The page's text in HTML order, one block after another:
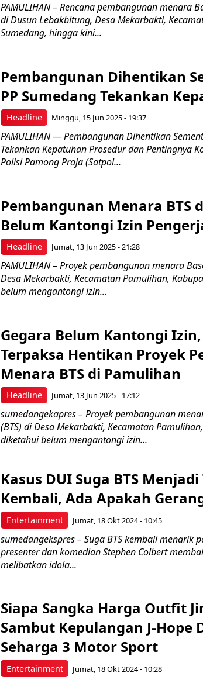
PAMULIHAN – Rencana pembangunan menara
di Dusun Lebakbitung, Desa Mekarbakti,
Sumedang, hingga kini...
Headline
Pembangunan Dihentikan
PP Sumedang Tekankan
Minggu, 15 Jun 2025 - 19:37
PAMULIHAN — Pembangunan Dihentikan
Tekankan Kepatuhan Prosedur dan Pentingnya
Polisi Pamong Praja (Satpol...
Headline
Pembangunan Menara BTS
Belum Kantongi Izin
Jumat, 13 Jun 2025 - 21:28
PAMULIHAN – Proyek pembangunan menara
Desa Mekarbakti, Kecamatan Pamulihan,
belum mengantongi izin...
Headline
Gegara Belum Kantongi Izin,
Terpaksa Hentikan Proyek
Menara BTS di Pamulihan
Jumat, 13 Jun 2025 - 17:12
sumedangekapres – Proyek pembangunan
(BTS) di Desa Mekarbakti, Kecamatan
diketahui belum mengantongi izin...
Entertainment
Kasus DUI Suga BTS
Kembali, Ada Apakah
Jumat, 18 Okt 2024 - 10:45
sumedangekspres – Suga BTS kembali menarik
presenter dan komedian Stephen Colbert
melibatkan idola...
Entertainment
Siapa Sangka Harga Outfit
Sambut Kepulangan J-Hope
Seharga 3 Motor Sport
Jumat, 18 Okt 2024 - 10:28